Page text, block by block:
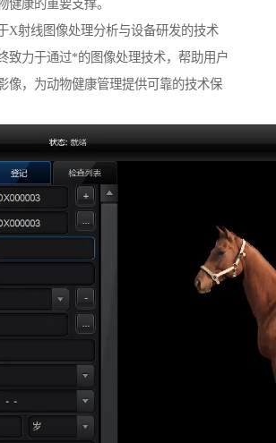
健康的重要支撑。
X射线图像处理分析与设备研发的技术
致力于通过*的图像处理技术，帮助用户
像，为动物健康管理提供可靠的技术保